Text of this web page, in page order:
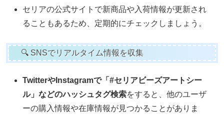
セリアの公式サイトで新商品や入荷情報が更新され
ることもあるため、定期的にチェックしましょう。
🔍 SNSでリアルタイム情報を収集
TwitterやInstagramで「#セリアビーズアートシー
ル」などのハッシュタグ検索をすると、他のユーザ
ーの購入情報や在庫情報が見つかることがありま